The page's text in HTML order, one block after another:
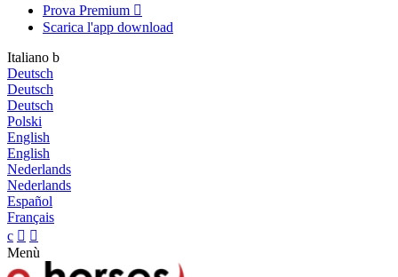
Prova Premium 
Scarica l'app download
Italiano b
Deutsch
Deutsch
Deutsch
Polski
English
English
Nederlands
Nederlands
Español
Français
c  
Menù